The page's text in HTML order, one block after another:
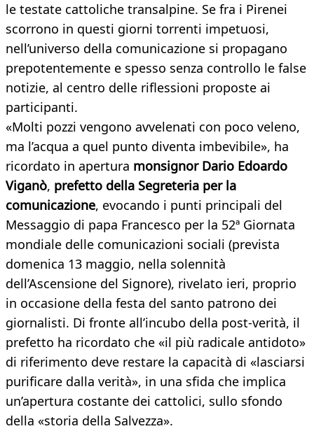
le testate cattoliche transalpine. Se fra i Pirenei
scorrono in questi giorni torrenti impetuosi,
nell’universo della comunicazione si propagano
prepotentemente e spesso senza controllo le false
notizie, al centro delle riflessioni proposte ai
participanti.
«Molti pozzi vengono avvelenati con poco veleno,
ma l’acqua a quel punto diventa imbevibile», ha
ricordato in apertura monsignor Dario Edoardo
Viganò, prefetto della Segreteria per la
comunicazione, evocando i punti principali del
Messaggio di papa Francesco per la 52ª Giornata
mondiale delle comunicazioni sociali (prevista
domenica 13 maggio, nella solennità
dell’Ascensione del Signore), rivelato ieri, proprio
in occasione della festa del santo patrono dei
giornalisti. Di fronte all’incubo della post-verità, il
prefetto ha ricordato che «il più radicale antidoto»
di riferimento deve restare la capacità di «lasciarsi
purificare dalla verità», in una sfida che implica
un’apertura costante dei cattolici, sullo sfondo
della «storia della Salvezza».